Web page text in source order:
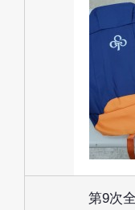
第9次